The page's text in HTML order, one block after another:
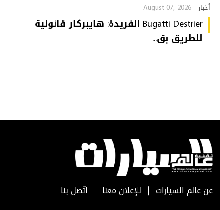
أخبار August 07, 2026
Bugatti Destrier الفريدة: هايبركار قانونية
للطريق بق...
عن عالم السيارات للإعلان معنا اتّصل بنا